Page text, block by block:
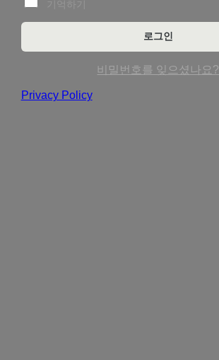
비밀번호를 잊으셨나요?
Privacy Policy